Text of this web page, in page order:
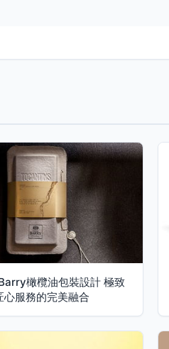
橄欖油包裝設計 極致
心服務的完美融合